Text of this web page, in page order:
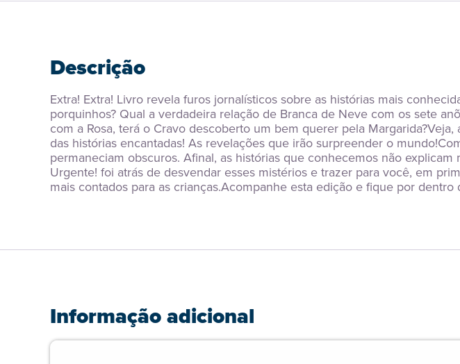
Descrição
Extra! Extra! Livro revela furos jornalísticos sobre as histórias mais
porquinhos? Qual a verdadeira relação de Branca de Neve com os sete
com a Rosa, terá o Cravo descoberto um bem querer pela
das histórias encantadas! As revelações que irão surpreender o
permaneciam obscuros. Afinal, as histórias que conhecemos não
Urgente! foi atrás de desvendar esses mistérios e trazer para você, em
mais contados para as crianças.Acompanhe esta edição e fique por
Informação adicional